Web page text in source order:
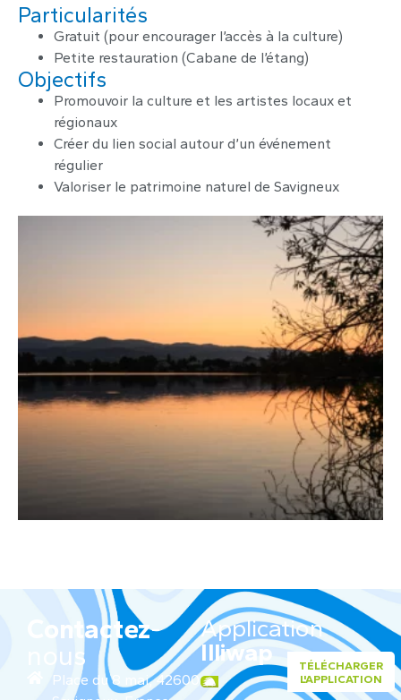
Particularités
Gratuit (pour encourager l’accès à la culture)
Petite restauration (Cabane de l’étang)
Objectifs
Promouvoir la culture et les artistes locaux et
régionaux
Créer du lien social autour d’un événement
régulier
Valoriser le patrimoine naturel de Savigneux
Contactez-
nous
Place du 8 mai, 42600
Application
Illiwap
TÉLÉCHARGER
L'APPLICATION